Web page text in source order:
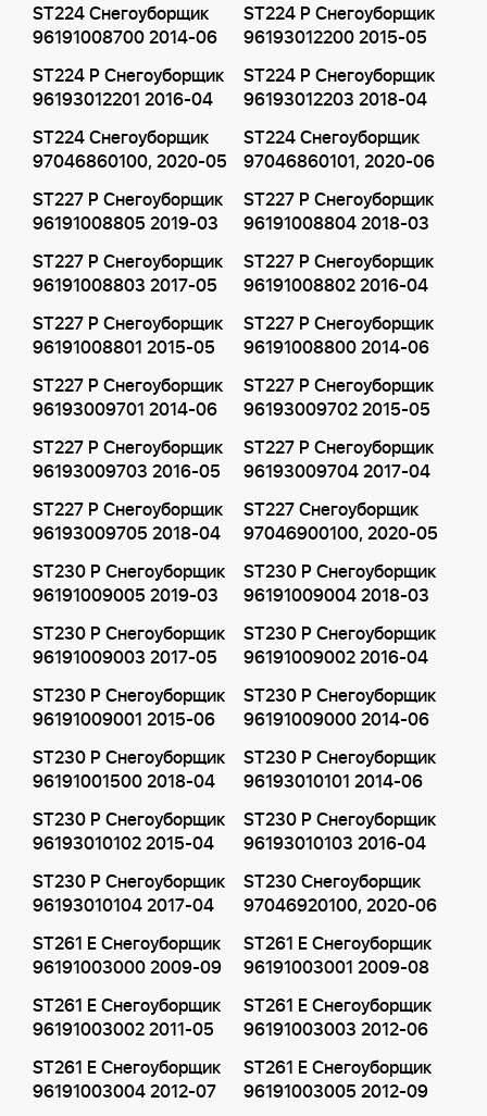
ST224 Снегоуборщик
96191008700 2014-06
ST224 P Снегоуборщик
96193012200 2015-05
ST224 P Снегоуборщик
96193012201 2016-04
ST224 P Снегоуборщик
96193012203 2018-04
ST224 Снегоуборщик
97046860100, 2020-05
ST224 Снегоуборщик
97046860101, 2020-06
ST227 P Снегоуборщик
96191008805 2019-03
ST227 P Снегоуборщик
96191008804 2018-03
ST227 P Снегоуборщик
96191008803 2017-05
ST227 P Снегоуборщик
96191008802 2016-04
ST227 P Снегоуборщик
96191008801 2015-05
ST227 P Снегоуборщик
96191008800 2014-06
ST227 P Снегоуборщик
96193009701 2014-06
ST227 P Снегоуборщик
96193009702 2015-05
ST227 P Снегоуборщик
96193009703 2016-05
ST227 P Снегоуборщик
96193009704 2017-04
ST227 P Снегоуборщик
96193009705 2018-04
ST227 Снегоуборщик
97046900100, 2020-05
ST230 P Снегоуборщик
96191009005 2019-03
ST230 P Снегоуборщик
96191009004 2018-03
ST230 P Снегоуборщик
96191009003 2017-05
ST230 P Снегоуборщик
96191009002 2016-04
ST230 P Снегоуборщик
96191009001 2015-06
ST230 P Снегоуборщик
96191009000 2014-06
ST230 P Снегоуборщик
96191001500 2018-04
ST230 P Снегоуборщик
96193010101 2014-06
ST230 P Снегоуборщик
96193010102 2015-04
ST230 P Снегоуборщик
96193010103 2016-04
ST230 P Снегоуборщик
96193010104 2017-04
ST230 Снегоуборщик
97046920100, 2020-06
ST261 E Снегоуборщик
96191003000 2009-09
ST261 E Снегоуборщик
96191003001 2009-08
ST261 E Снегоуборщик
96191003002 2011-05
ST261 E Снегоуборщик
96191003003 2012-06
ST261 E Снегоуборщик
96191003004 2012-07
ST261 E Снегоуборщик
96191003005 2012-09